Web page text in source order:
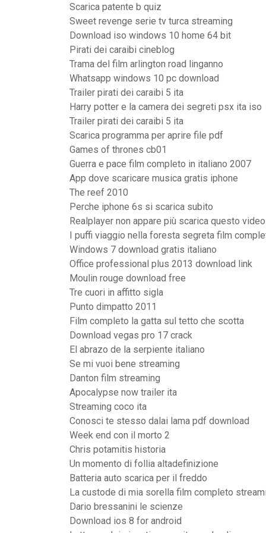
Scarica patente b quiz
Sweet revenge serie tv turca streaming
Download iso windows 10 home 64 bit
Pirati dei caraibi cineblog
Trama del film arlington road linganno
Whatsapp windows 10 pc download
Trailer pirati dei caraibi 5 ita
Harry potter e la camera dei segreti psx ita iso
Trailer pirati dei caraibi 5 ita
Scarica programma per aprire file pdf
Games of thrones cb01
Guerra e pace film completo in italiano 2007
App dove scaricare musica gratis iphone
The reef 2010
Perche iphone 6s si scarica subito
Realplayer non appare più scarica questo video
I puffi viaggio nella foresta segreta film
Windows 7 download gratis italiano
Office professional plus 2013 download link
Moulin rouge download free
Tre cuori in affitto sigla
Punto dimpatto 2011
Film completo la gatta sul tetto che scotta
Download vegas pro 17 crack
El abrazo de la serpiente italiano
Se mi vuoi bene streaming
Danton film streaming
Apocalypse now trailer ita
Streaming coco ita
Conosci te stesso dalai lama pdf download
Week end con il morto 2
Chris potamitis historia
Un momento di follia altadefinizione
Batteria auto scarica per il freddo
La custode di mia sorella film completo
Dario bressanini le scienze
Download ios 8 for android